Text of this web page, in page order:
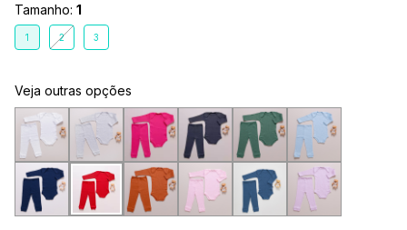
Tamanho: 1
1 2 3
Veja outras opções